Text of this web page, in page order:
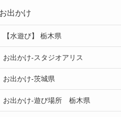
お出かけ
【水遊び】 栃木県
お出かけ-スタジオアリス
お出かけ-茨城県
お出かけ-遊び場所 栃木県